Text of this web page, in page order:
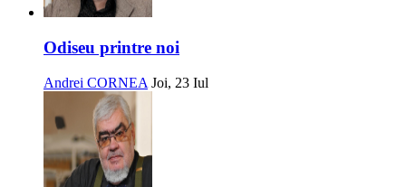
Odiseu printre noi
Andrei CORNEA Joi, 23 Iul